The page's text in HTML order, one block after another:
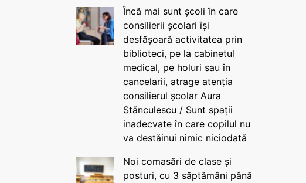
Încă mai sunt școli în care
consilierii școlari își
desfășoară activitatea prin
biblioteci, pe la cabinetul
medical, pe holuri sau în
cancelarii, atrage atenția
consilierul școlar Aura
Stănculescu / Sunt spații
inadecvate în care copilul nu
va destăinui nimic niciodată
Noi comasări de clase și
posturi, cu 3 săptămâni până